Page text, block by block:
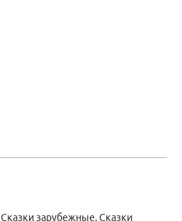
Сказки зарубежные. Сказки